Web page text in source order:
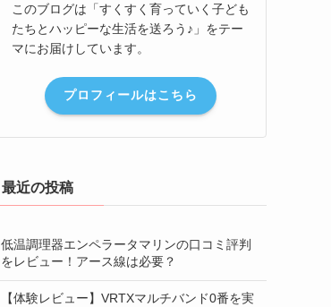
このブログは「すくすく育っていく子ども
たちとハッピーな生活を送ろう♪」をテー
マにお届けしています。
プロフィールはこちら
最近の投稿
低温調理器エンペラータマリンの口コミ評判
をレビュー！アース線は必要？
【体験レビュー】VRTXマルチバンド0番を実